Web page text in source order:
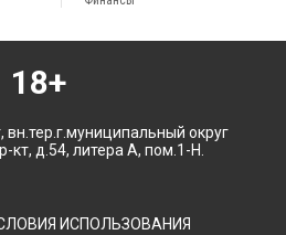
18+
вн.тер.г.муниципальный округ
кт, д.54, литера А, пом.1-Н.
ИСПОЛЬЗОВАНИЯ